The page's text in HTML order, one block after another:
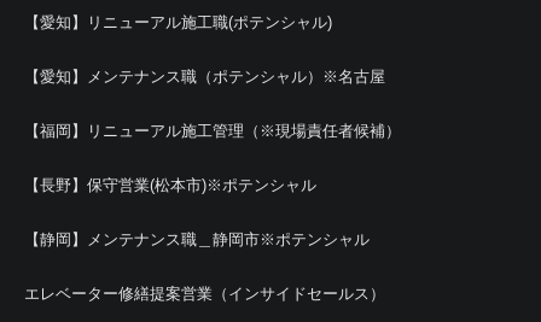
【愛知】リニューアル施工職(ポテンシャル)
【愛知】メンテナンス職（ポテンシャル）※名古屋
【福岡】リニューアル施工管理（※現場責任者候補）
【長野】保守営業(松本市)※ポテンシャル
【静岡】メンテナンス職＿静岡市※ポテンシャル
エレベーター修繕提案営業（インサイドセールス）